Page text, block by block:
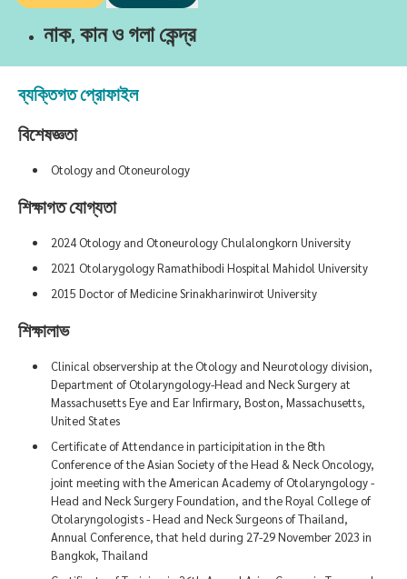
নাক, ​​কান ও গলা কেন্দ্র
ব্যক্তিগত প্রোফাইল
বিশেষজ্ঞতা
Otology and Otoneurology
শিক্ষাগত যোগ্যতা
2024 Otology and Otoneurology Chulalongkorn University
2021 Otolarygology Ramathibodi Hospital Mahidol University
2015 Doctor of Medicine Srinakharinwirot University
শিক্ষালাভ
Clinical observership at the Otology and Neurotology division,
Department of Otolaryngology-Head and Neck Surgery at
Massachusetts Eye and Ear Infirmary, Boston, Massachusetts,
United States
Certificate of Attendance in participitation in the 8th
Conference of the Asian Society of the Head & Neck Oncology,
joint meeting with the American Academy of Otolaryngology -
Head and Neck Surgery Foundation, and the Royal College of
Otolaryngologists - Head and Neck Surgeons of Thailand,
Annual Conference, that held during 27-29 November 2023 in
Bangkok, Thailand